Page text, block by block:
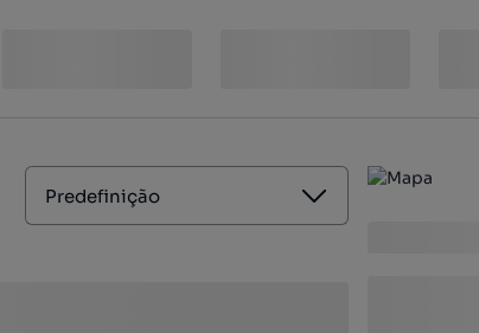
Predefinição